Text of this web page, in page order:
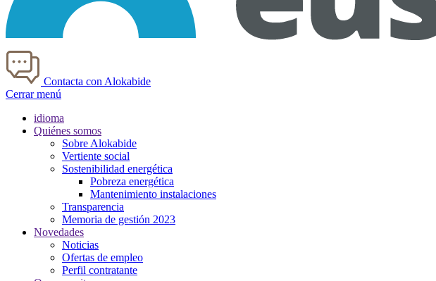
Contacta con Alokabide
Cerrar menú
idioma
Quiénes somos
Sobre Alokabide
Vertiente social
Sostenibilidad energética
Pobreza energética
Mantenimiento instalaciones
Transparencia
Memoria de gestión 2023
Novedades
Noticias
Ofertas de empleo
Perfil contratante